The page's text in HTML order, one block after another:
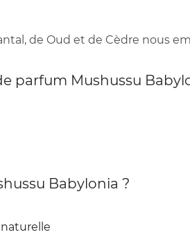
de Oud et de Cèdre nous
parfum Mushussu
Babylonia ?